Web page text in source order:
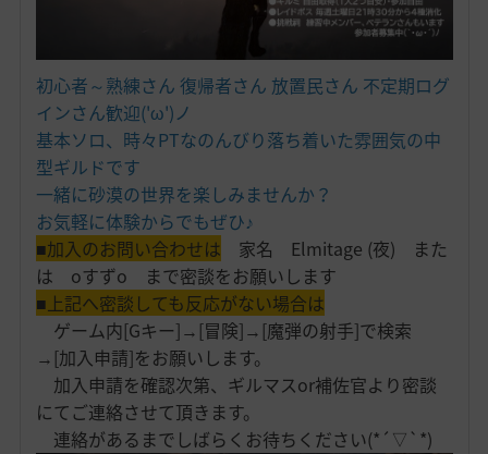
初心者～熟練さん 復帰者さん 放置民さん 不定期ログ
インさん歓迎('ω')ノ
基本ソロ、時々PTなのんびり落ち着いた雰囲気の中
型ギルドです
一緒に砂漠の世界を楽しみませんか？
お気軽に体験からでもぜひ♪
■加入のお問い合わせは 家名 Elmitage (夜) また
は oすずo まで密談をお願いします
■上記へ密談しても反応がない場合は
ゲーム内[Gキー]→[冒険]→[魔弾の射手]で検索
→[加入申請]をお願いします。
加入申請を確認次第、ギルマスor補佐官より密談
にてご連絡させて頂きます。
連絡があるまでしばらくお待ちください(*´▽`*)